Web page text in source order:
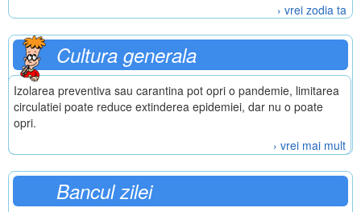
› vrei zodia ta
Cultura generala
Izolarea preventiva sau carantina pot opri o pandemie, limitarea
circulatiei poate reduce extinderea epidemiei, dar nu o poate
opri.
› vrei mai mult
Bancul zilei